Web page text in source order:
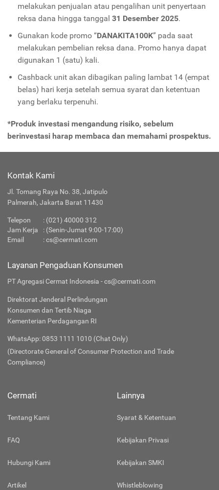
melakukan penjualan atau pengalihan unit penyertaan
reksa dana hingga tanggal 31 Desember 2025.
Gunakan kode promo “DANAKITA100K” pada saat
melakukan pembelian reksa dana. Promo hanya dapat
digunakan 1 (satu) kali.
Cashback unit akan dibagikan paling lambat 14 (empat
belas) hari kerja setelah semua syarat dan ketentuan
yang berlaku terpenuhi.
*Produk investasi mengandung risiko, sebelum
berinvestasi harap membaca dan memahami prospektus.
Kontak Kami
Jl. Tomang Raya No. 38, Jatipulo
Palmerah, Jakarta Barat 11430
Telepon : (021) 40000 312
Jam Kerja
: (Senin-Jumat 9:00-17:00)
Email
:cs@cermati.com
Layanan Pengaduan Konsumen
PT Agregasi Cermat Indonesia - cs@cermati.com
Direktorat Jenderal Perlindungan
Konsumen dan Tertib Niaga
Kementerian Perdagangan RI
WhatsApp: 0853 1111 1010 (Chat Only)
(Directorate General of Consumer Protection and Trade
Compliance)
Cermati
Tentang Kami
FAQ
Hubungi Kami
Artikel
Lainnya
Syarat & Ketentuan
Kebijakan Privasi
Kebijakan SMKI
Whistleblowing